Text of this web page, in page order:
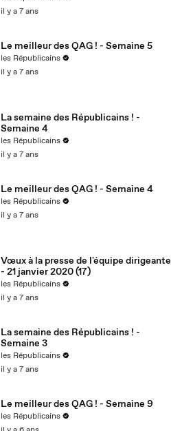
il y a 7 ans
Le meilleur des QAG ! - Semaine 5
les Républicains
il y a 7 ans
La semaine des Républicains ! -
Semaine 4
les Républicains
il y a 7 ans
Le meilleur des QAG ! - Semaine 4
les Républicains
il y a 7 ans
Vœux à la presse de l'équipe dirigeante
- 21 janvier 2020 (17)
les Républicains
il y a 7 ans
La semaine des Républicains ! -
Semaine 3
les Républicains
il y a 7 ans
Le meilleur des QAG ! - Semaine 9
les Républicains